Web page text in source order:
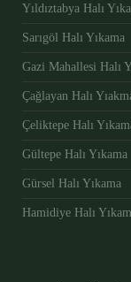
Yıldıztabya Halı
Sarıgöl Halı Yıkama
Gazi Mahallesi Halı
Çağlayan Halı
Çeliktepe Halı
Gültepe Halı Yıkama
Gürsel Halı Yıkama
Hamidiye Halı